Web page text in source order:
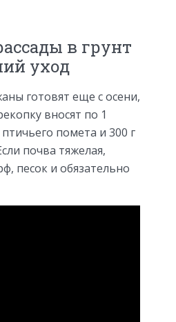
в грунт
уход
готовят еще с осени,
вносят по 1
помета и 300 г
почва тяжелая,
песок и обязательно